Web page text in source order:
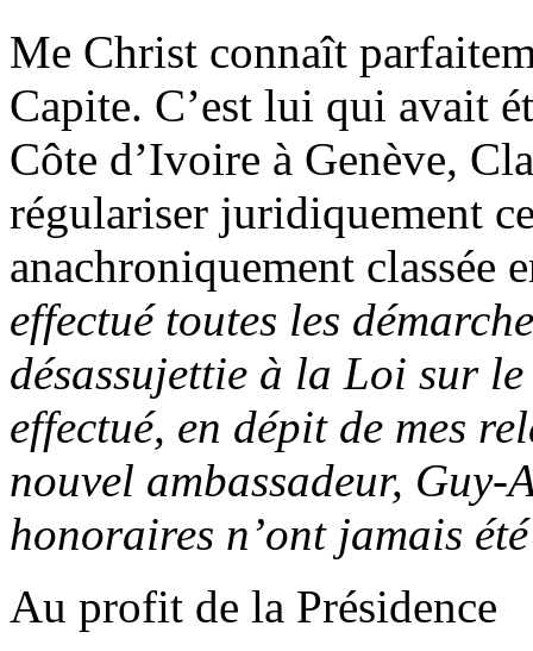
Me Christ connaît
Capite. C’est lui qui avait
Côte d’Ivoire à Genève,
régulariser juridiquement
anachroniquement classée
effectué toutes les
désassujettie à la Loi sur
effectué, en dépit de mes
nouvel ambassadeur, Guy-
honoraires n’ont jamais
Au profit de la Présidence